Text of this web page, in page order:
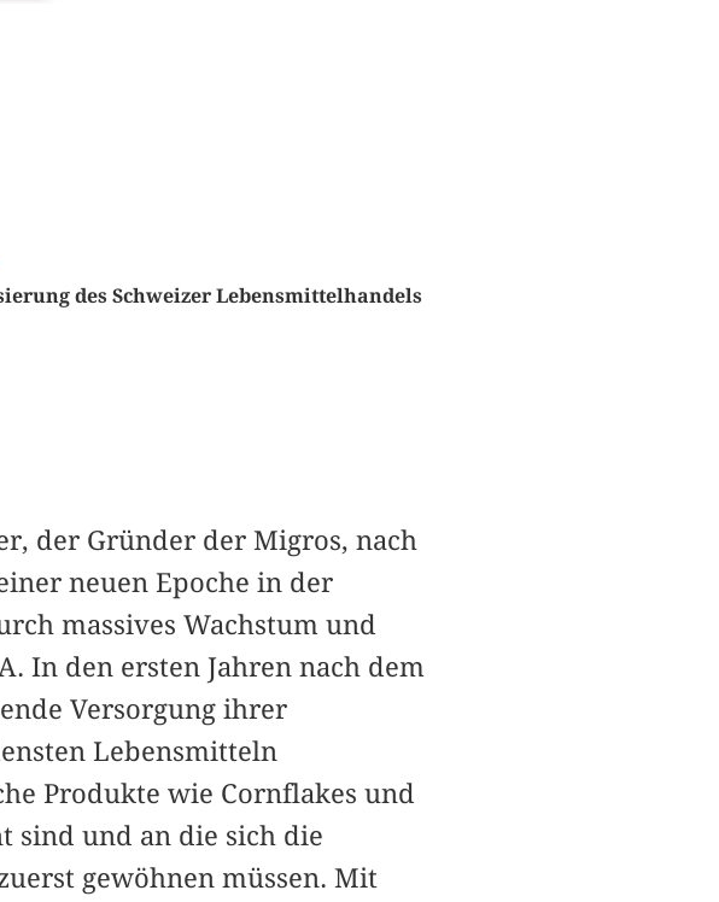
des Schweizer Lebensmittelhandels
der Gründer der Migros, nach
neuen Epoche in der
massives Wachstum und
In den ersten Jahren nach dem
Versorgung ihrer
Lebensmitteln
Produkte wie Cornflakes und
sind und an die sich die
gewöhnen müssen. Mit